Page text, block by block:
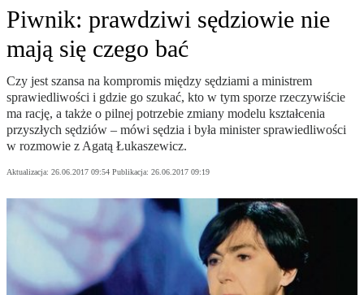
Piwnik: prawdziwi sędziowie nie
mają się czego bać
Czy jest szansa na kompromis między sędziami a ministrem
sprawiedliwości i gdzie go szukać, kto w tym sporze rzeczywiście
ma rację, a także o pilnej potrzebie zmiany modelu kształcenia
przyszłych sędziów – mówi sędzia i była minister sprawiedliwości
w rozmowie z Agatą Łukaszewicz.
Aktualizacja: 26.06.2017 09:54 Publikacja: 26.06.2017 09:19